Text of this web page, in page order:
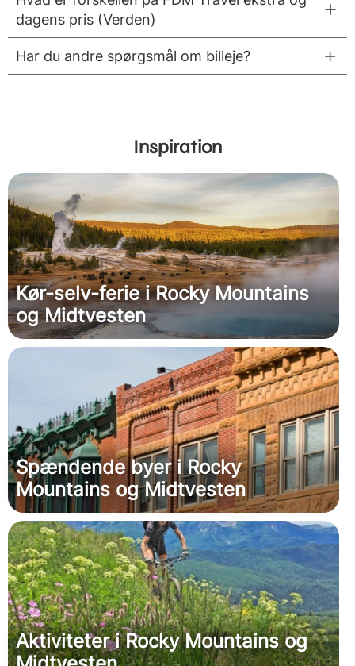
dagens pris (Verden)
Har du andre spørgsmål om billeje?
Inspiration
Kør-selv-ferie i Rocky Mountains
og Midtvesten
Spændende byer i Rocky
Mountains og Midtvesten
Aktiviteter i Rocky Mountains og